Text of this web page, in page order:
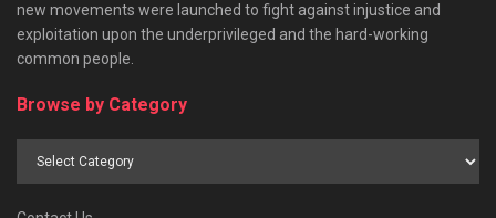
new movements were launched to fight against injustice and
exploitation upon the underprivileged and the hard-working
common people.
Browse by Category